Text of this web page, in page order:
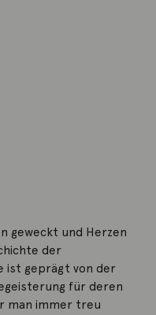
geweckt und Herzen
der
ist geprägt von der
für deren
man immer treu